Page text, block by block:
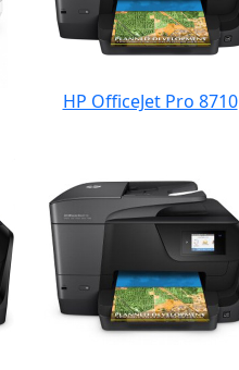
HP OfficeJet Pro 8710